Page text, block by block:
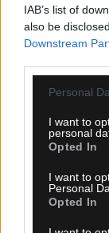
IAB’s list of
also be
Downstream
Please note
not limited to
grant or deny
use your data
consent section.
Personal
I want to
personal
Opted In
I want to
Personal
Opted In
Ροή